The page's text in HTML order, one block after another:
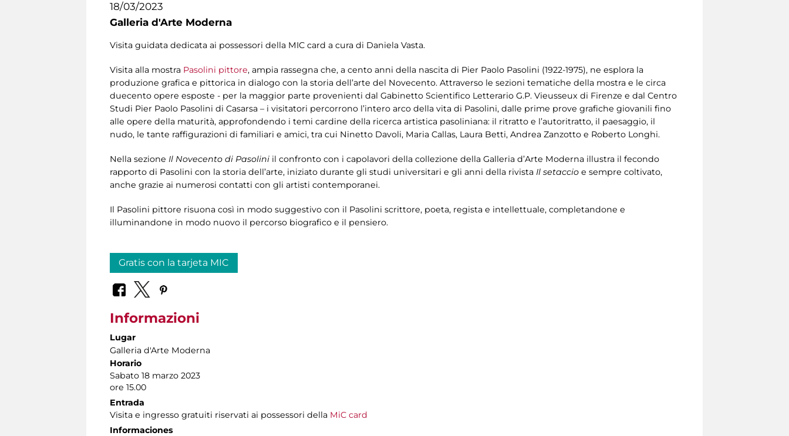
18/03/2023
Galleria d'Arte Moderna
Visita guidata dedicata ai possessori della MIC card a cura di Daniela Vasta.
Visita alla mostra Pasolini pittore, ampia rassegna che, a cento anni della nascita di Pier Paolo Pasolini (1922-1975), ne esplora la
produzione grafica e pittorica in dialogo con la storia dell’arte del Novecento. Attraverso le sezioni tematiche della mostra e le circa
duecento opere esposte - per la maggior parte provenienti dal Gabinetto Scientifico Letterario G.P. Vieusseux di Firenze e dal Centro
Studi Pier Paolo Pasolini di Casarsa – i visitatori percorrono l’intero arco della vita di Pasolini, dalle prime prove grafiche giovanili fino
alle opere della maturità, approfondendo i temi cardine della ricerca artistica pasoliniana: il ritratto e l’autoritratto, il paesaggio, il
nudo, le tante raffigurazioni di familiari e amici, tra cui Ninetto Davoli, Maria Callas, Laura Betti, Andrea Zanzotto e Roberto Longhi.
Nella sezione Il Novecento di Pasolini il confronto con i capolavori della collezione della Galleria d’Arte Moderna illustra il fecondo
rapporto di Pasolini con la storia dell’arte, iniziato durante gli studi universitari e gli anni della rivista Il setaccio e sempre coltivato,
anche grazie ai numerosi contatti con gli artisti contemporanei.
Il Pasolini pittore risuona così in modo suggestivo con il Pasolini scrittore, poeta, regista e intellettuale, completandone e
illuminandone in modo nuovo il percorso biografico e il pensiero.
Gratis con la tarjeta MIC
Informazioni
Lugar
Galleria d'Arte Moderna
Horario
Sabato 18 marzo 2023
ore 15.00
Entrada
Visita e ingresso gratuiti riservati ai possessori della MiC card
Informaciones